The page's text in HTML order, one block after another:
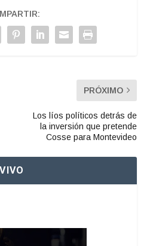
PRÓXIMO
Los líos políticos detrás de
la inversión que pretende
Cosse para Montevideo